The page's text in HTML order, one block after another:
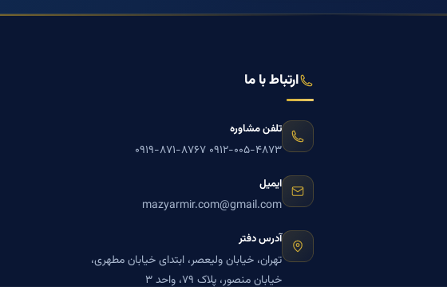
ارتباط با ما
تلفن مشاوره
۰۹۱۲-۰۰۵-۴۸۷۳ ۰۹۱۹-۸۷۱-۸۷۶۷
ایمیل
mazyarmir.com@gmail.com
آدرس دفتر
تهران، خیابان ولیعصر، ابتدای خیابان مطهری،
خیابان منصور، پلاک ۷۹، واحد ۳